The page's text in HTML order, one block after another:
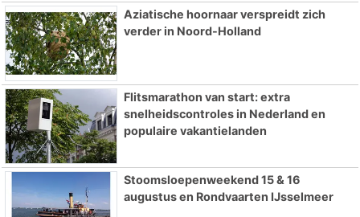
Aziatische hoornaar verspreidt zich
verder in Noord-Holland
Flitsmarathon van start: extra
snelheidscontroles in Nederland en
populaire vakantielanden
Stoomsloepenweekend 15 & 16
augustus en Rondvaarten IJsselmeer